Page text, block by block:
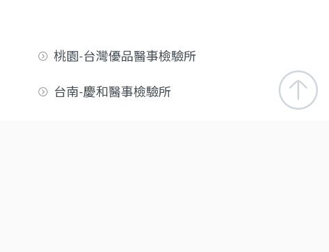
桃園-台灣優品醫事檢驗所
台南-慶和醫事檢驗所